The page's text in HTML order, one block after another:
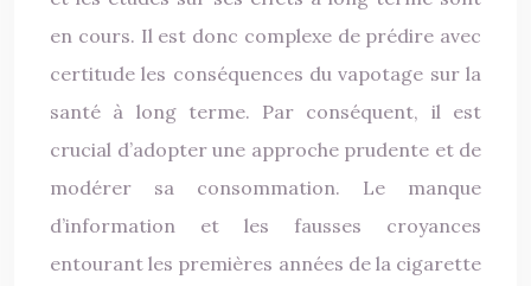
en cours. Il est donc complexe de prédire avec
certitude les conséquences du vapotage sur la
santé à long terme. Par conséquent, il est
crucial d’adopter une approche prudente et de
modérer sa consommation. Le manque
d’information et les fausses croyances
entourant les premières années de la cigarette